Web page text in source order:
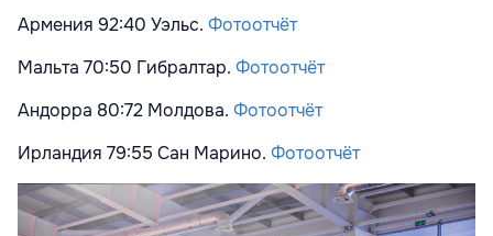
Армения 92:40 Уэльс. Фотоотчёт
Мальта 70:50 Гибралтар. Фотоотчёт
Андорра 80:72 Молдова. Фотоотчёт
Ирландия 79:55 Сан Марино. Фотоотчёт